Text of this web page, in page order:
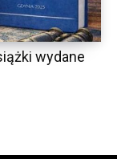
wydane